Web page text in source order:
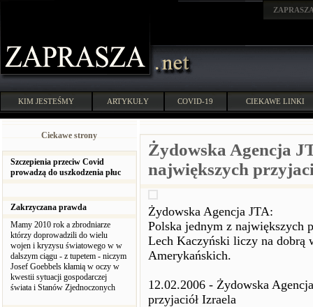
KIM JESTEŚMY ARTYKUŁY COVID-19 CIEKAWE LINKI
Ciekawe strony
Szczepienia przeciw Covid
prowadzą do uszkodzenia płuc
Zakrzyczana prawda
Mamy 2010 rok a zbrodniarze
którzy doprowadzili do wielu
wojen i kryzysu światowego w w
dalszym ciągu - z tupetem - niczym
Josef Goebbels kłamią w oczy w
kwestii sytuacji gospodarczej
świata i Stanów Zjednoczonych
Żydowska Agencja
największych
Żydowska Agencja JTA:
Polska jednym z największych
Lech Kaczyński liczy na dobrą
Amerykańskich.
12.02.2006 - Żydowska
przyjaciół Izraela